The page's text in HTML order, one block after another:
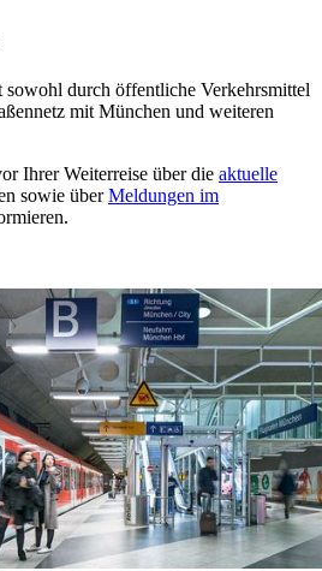
durch öffentliche Verkehrsmittel
mit München und weiteren
Ihrer Weiterreise über die aktuelle
sowie überMeldungen im